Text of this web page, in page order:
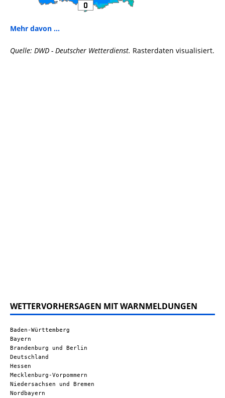
Mehr davon ...
Quelle: DWD - Deutscher Wetterdienst. Rasterdaten visualisiert.
WETTERVORHERSAGEN MIT WARNMELDUNGEN
Baden-Württemberg
Bayern
Brandenburg und Berlin
Deutschland
Hessen
Mecklenburg-Vorpommern
Niedersachsen und Bremen
Nordbayern